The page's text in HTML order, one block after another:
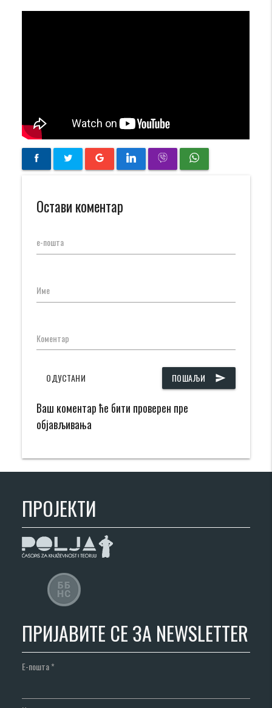
Остави коментар
е-пошта
Име
Коментар
ПОШАЉИ send
ОДУСТАНИ
Ваш коментар ће бити проверен пре
објављивања
ПРОЈЕКТИ
ПРИЈАВИТЕ СЕ ЗА NEWSLETTER
Е-пошта*